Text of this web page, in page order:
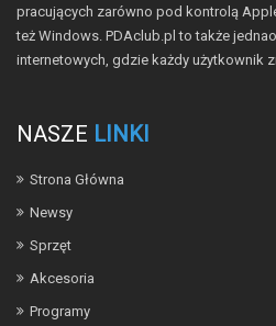
pracujących zarówno pod kontrolą
też Windows. PDAclub.pl to także
internetowych, gdzie każdy użytkownik
NASZE LINKI
Strona Główna
Newsy
Sprzęt
Akcesoria
Programy